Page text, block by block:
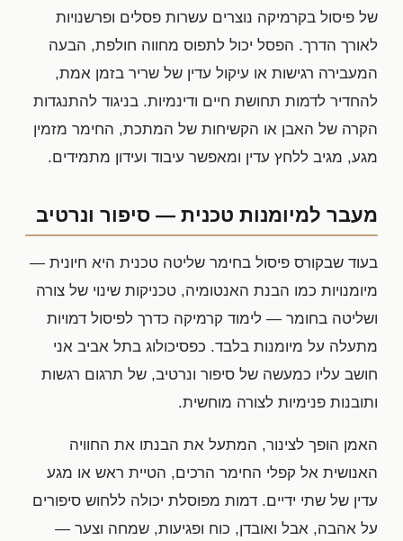
של פיסול בקרמיקה נוצרים עשרות פסלים ופרשנויות
לאורך הדרך. הפסל יכול לתפוס מחווה חולפת, הבעה
המעבירה רגישות או עיקול עדין של שריר בזמן אמת,
להחדיר לדמות תחושת חיים ודינמיות. בניגוד להתנגדות
הקרה של האבן או הקשיחות של המתכת, החימר מזמין
מגע, מגיב ללחץ עדין ומאפשר עיבוד ועידון מתמידים.
מעבר למיומנות טכנית — סיפור ונרטיב
בעוד שבקורס פיסול בחימר שליטה טכנית היא חיונית —
מיומנויות כמו הבנת האנטומיה, טכניקות שינוי של צורה
ושליטה בחומר — לימוד קרמיקה כדרך לפיסול דמויות
מתעלה על מיומנות בלבד. כפסיכולוג בתל אביב אני
חושב עליו כמעשה של סיפור ונרטיב, של תרגום רגשות
ותובנות פנימיות לצורה מוחשית.
האמן הופך לצינור, המתעל את הבנתו את החוויה
האנושית אל קפלי החימר הרכים, הטיית ראש או מגע
עדין של שתי ידיים. דמות מפוסלת יכולה ללחוש סיפורים
על אהבה, אבל ואובדן, כוח ופגיעות, שמחה וצער —